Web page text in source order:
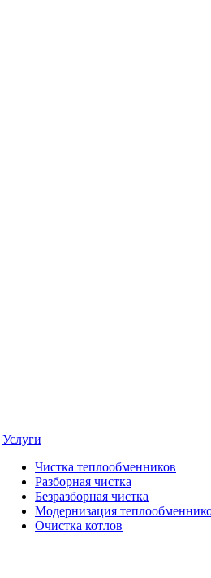
Услуги
Чистка теплообменников
Разборная чистка
Безразборная чистка
Модернизация
Очистка котлов